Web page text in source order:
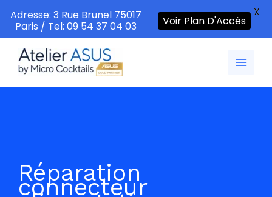
contenu
Réparation
connecteur
Adresse: 3 Rue Brunel 75017
Paris / Tel: 09 54 37 04 03
Voir Plan D'Accès
X